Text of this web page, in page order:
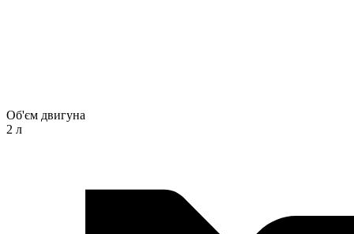
Об'єм двигуна
2 л